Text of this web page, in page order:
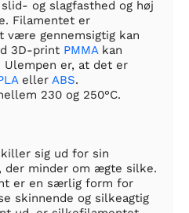
og slagfasthed og høj
Filamentet er
være gennemsigtig kan
3D-print PMMAkan
er, at det er
eller ABS.
230 og 250°C.
sig ud for sin
der minder om ægte silke.
er en særlig form for
skinnende og silkeagtig